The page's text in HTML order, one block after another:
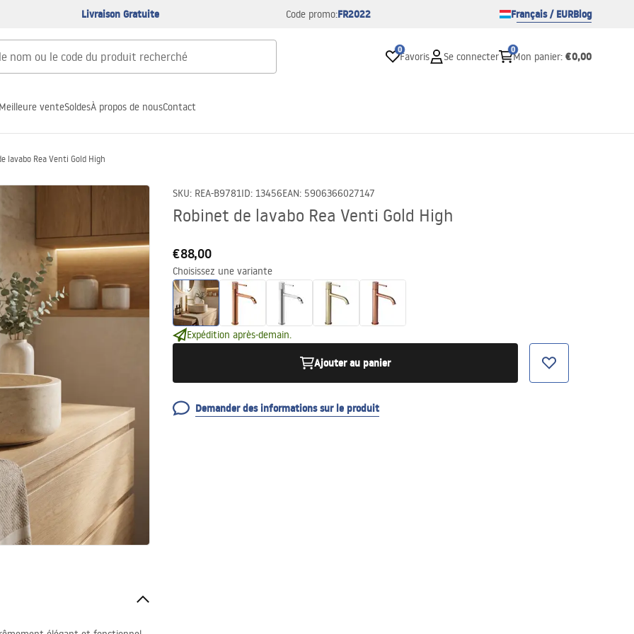
Livraison Gratuite Code promo:FR2022 Français / EURBlog
0
Favoris Se connecter
0
Mon panier: €0,00
Meilleure venteSoldesÀ propos de nousContact
lavabo Rea Venti Gold High
SKU: REA-B9781ID: 13456EAN: 5906366027147
Robinet de lavabo Rea Venti Gold High
€88,00
Choisissez une variante
Expédition après-demain.
Ajouter au panier
Demander des informations sur le produit